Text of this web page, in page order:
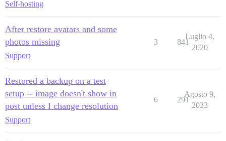
Self-hosting
After restore avatars and some
photos missing
Support
3 841
Luglio 4,
2020
Restored a backup on a test
setup -- image doesn't show in
post unless I change resolution
Support
6 291
Agosto 9,
2023